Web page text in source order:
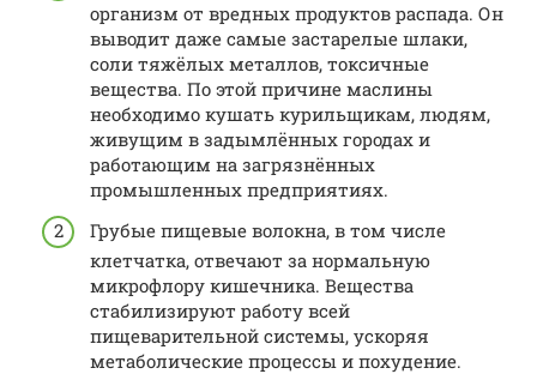
организм от вредных продуктов распада. Он
выводит даже самые застарелые шлаки,
соли тяжёлых металлов, токсичные
вещества. По этой причине маслины
необходимо кушать курильщикам, людям,
живущим в задымлённых городах и
работающим на загрязнённых
промышленных предприятиях.
Грубые пищевые волокна, в том числе
клетчатка, отвечают за нормальную
микрофлору кишечника. Вещества
стабилизируют работу всей
пищеварительной системы, ускоряя
метаболические процессы и похудение.